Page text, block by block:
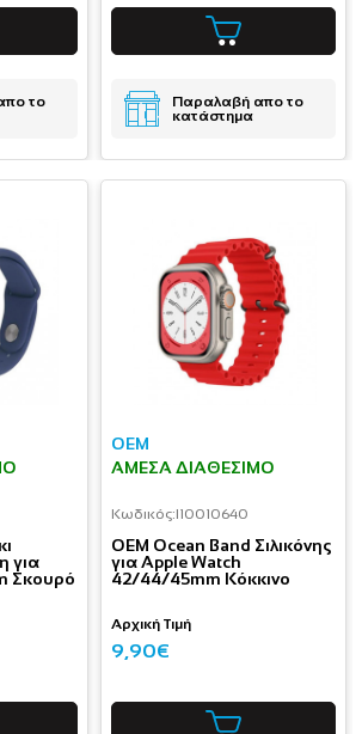
το
Παραλαβή απο το
κατάστημα
για
Σκουρό
OEM
ΆΜΕΣΑ ΔΙΑΘΈΣΙΜΟ
Κωδικός:I10010640
OEM Ocean Band Σιλικόνης
για Apple Watch
42/44/45mm Κόκκινο
Αρχική Τιμή
9,90€